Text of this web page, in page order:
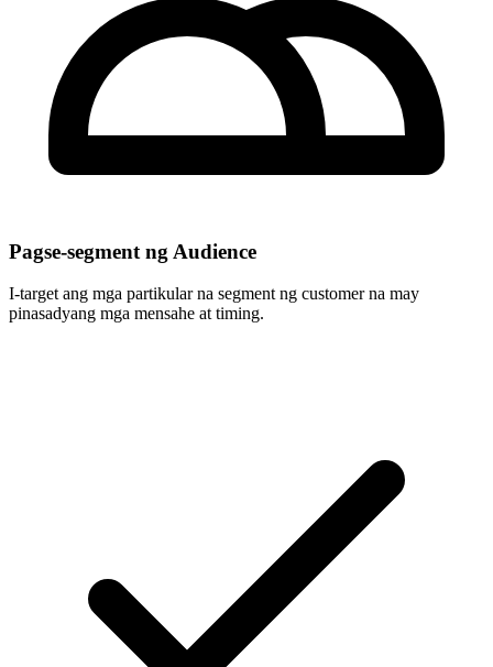
Pagse-segment ng Audience
I-target ang mga partikular na segment ng customer na may
pinasadyang mga mensahe at timing.